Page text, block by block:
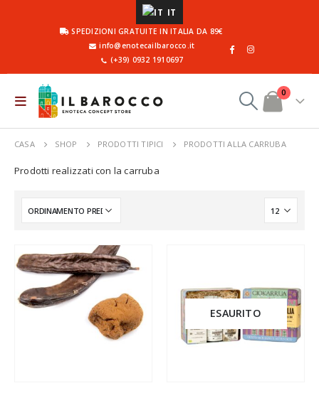
IT
SPEDIZIONI GRATUITE IN ITALIA DA 89€
info@enotecailbarocco.it
(+39) 0932 1910697
0
CASA SHOP PRODOTTI TIPICI PRODOTTI ALLA CARRUBA
Prodotti realizzati con la carruba
ESAURITO